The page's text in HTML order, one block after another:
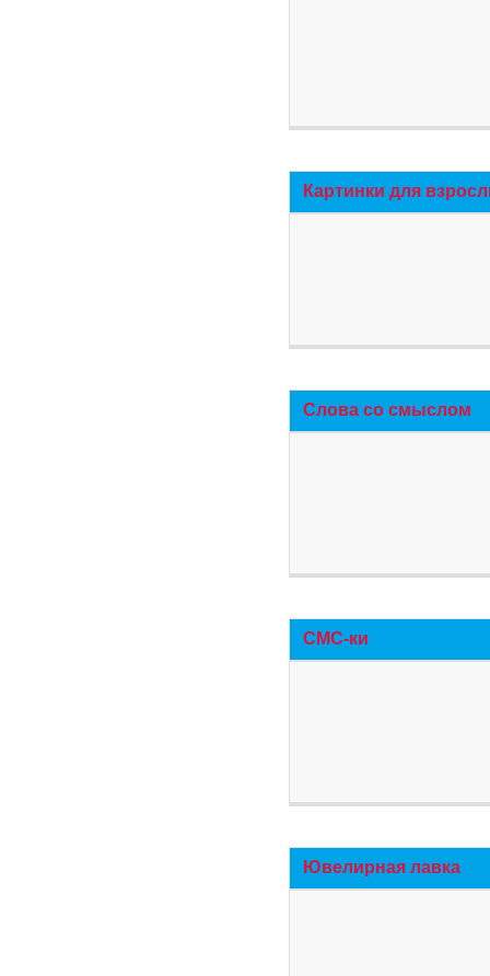
Картинки для
Слова со смыслом
СМС-ки
Ювелирная лавка